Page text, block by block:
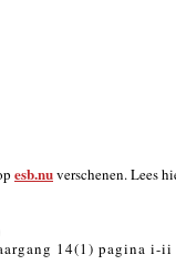
esb.nuverschenen. Lees
14(1) pagina i-ii